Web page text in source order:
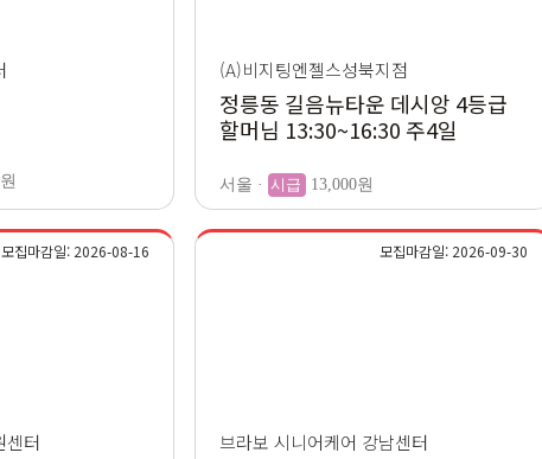
(A)비지팅엔젤스성북지점
정릉동 길음뉴타운 데시앙 4등급
할머님 13:30~16:30 주4일
서울 · 시급 13,000원
모집마감일: 2026-08-16
센터
모집마감일: 2026-09-30
브라보 시니어케어 강남센터